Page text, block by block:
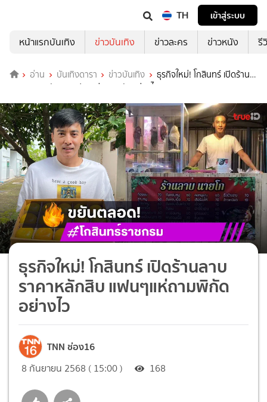
TH
เข้าสู่ระบบ
หน้าแรกบันเทิง
ข่าวบันเทิง ข่าวละคร ข่าวหนัง รี
อ่าน บันเทิงดารา ข่าวบันเทิง
ธุรกิจใหม่! โกสินทร์ เปิดร้าน
ลาบ ราคาหลักสิบ แฟนๆแห่ถามพิกัดอย่างไว
ธุรกิจใหม่! โกสินทร์ เปิดร้านลาบ
ราคาหลักสิบ แฟนๆแห่ถามพิกัด
อย่างไว
TNN ช่อง16
8 กันยายน 2568 ( 15:00 ) 168